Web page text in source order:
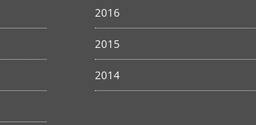
2016
2015
2014